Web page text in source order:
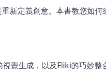
新定義創意。本書教您如
覺生成，以及Fliki的巧妙整